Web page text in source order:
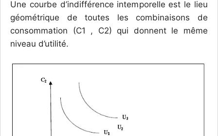
Une courbe d’indifférence intemporelle est le lieu
géométrique de toutes les combinaisons de
consommation (C1 , C2) qui donnent le même
niveau d’utilité.